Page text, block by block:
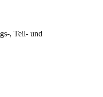
, Teil- und